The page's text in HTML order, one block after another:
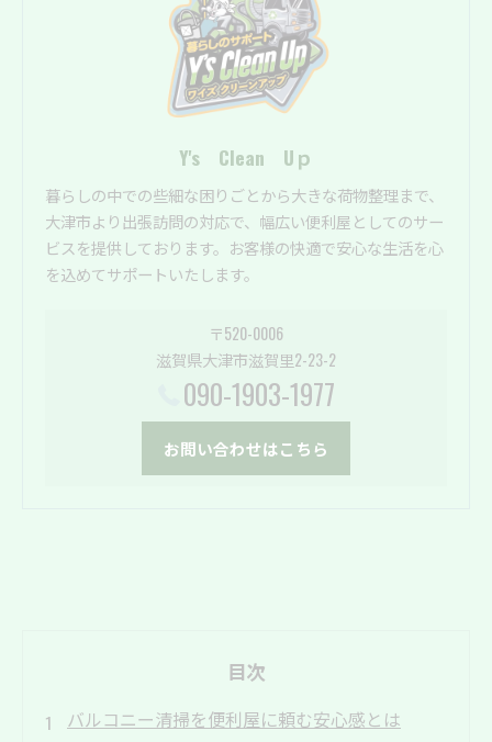
Y's Clean Uｐ
暮らしの中での些細な困りごとから大きな荷物整理まで、
大津市より出張訪問の対応で、幅広い便利屋としてのサー
ビスを提供しております。お客様の快適で安心な生活を心
を込めてサポートいたします。
〒520-0006
滋賀県大津市滋賀里2-23-2
090-1903-1977
お問い合わせはこちら
目次
バルコニー清掃を便利屋に頼む安心感とは